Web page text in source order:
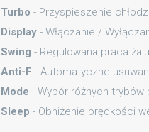
Turbo - Przyspieszenie
Display - Włączanie /
Swing - Regulowana praca
Anti-F - Automatyczne
Mode - Wybór różnych trybów
Sleep - Obniżenie prędkości